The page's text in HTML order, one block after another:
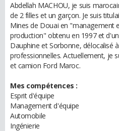
Abdellah MACHOU, je suis
de 2 filles et un garçon. Je suis
Mines de Douai en "management
production" obtenu en 1997 et
Dauphine et Sorbonne, délocalisé
professionnelles. Actuellement, je
et camion Ford Maroc.
Mes compétences :
Esprit d'équipe
Management d'équipe
Automobile
Ingénierie